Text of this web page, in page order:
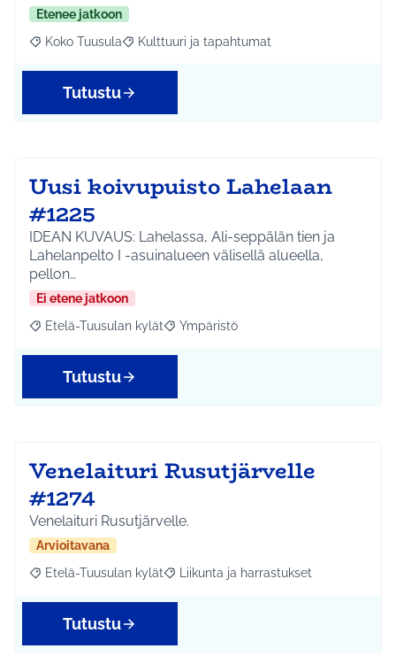
Etenee jatkoon
Rajaa tulokset aihepiirin mukaan: Koko Tuusula
Koko Tuusula Rajaa tulokset teeman mukaan: Kulttuuri ja
Kulttuuri ja tapahtumat
Tutustu
Uusi koivupuisto Lahelaan
#1225
IDEAN KUVAUS: Lahelassa, Ali-seppälän tien ja
Lahelanpelto I -asuinalueen välisellä alueella,
pellon…
Ei etene jatkoon
Rajaa tulokset aihepiirin mukaan: Etelä-Tuusulan kylät
Etelä-Tuusulan kylät Rajaa tulokset teeman mukaan:
Ympäristö
Tutustu
Venelaituri Rusutjärvelle
#1274
Venelaituri Rusutjärvelle.
Arvioitavana
Rajaa tulokset aihepiirin mukaan: Etelä-Tuusulan kylät
Etelä-Tuusulan kylät Rajaa tulokset teeman mukaan:
Liikunta ja harrastukset
Tutustu